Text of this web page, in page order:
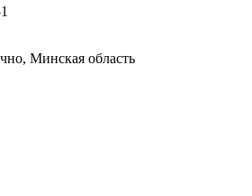
Минская область